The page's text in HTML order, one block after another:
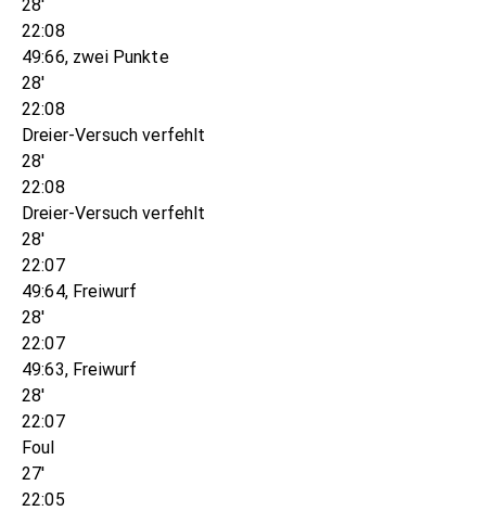
28'
22:08
49:66, zwei Punkte
28'
22:08
Dreier-Versuch verfehlt
28'
22:08
Dreier-Versuch verfehlt
28'
22:07
49:64, Freiwurf
28'
22:07
49:63, Freiwurf
28'
22:07
Foul
27'
22:05